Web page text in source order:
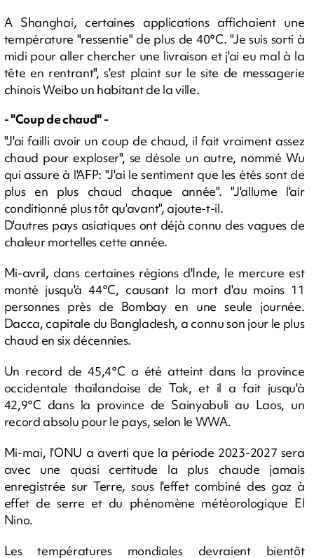
A Shanghai, certaines applications affichaient une
température "ressentie" de plus de 40°C. "Je suis sorti à
midi pour aller chercher une livraison et j'ai eu mal à la
tête en rentrant", s'est plaint sur le site de messagerie
chinois Weibo un habitant de la ville.
- "Coup de chaud" -
"J'ai failli avoir un coup de chaud, il fait vraiment assez
chaud pour exploser", se désole un autre, nommé Wu
qui assure à l'AFP: "J'ai le sentiment que les étés sont de
plus en plus chaud chaque année". "J'allume l'air
conditionné plus tôt qu'avant", ajoute-t-il.
D'autres pays asiatiques ont déjà connu des vagues de
chaleur mortelles cette année.
Mi-avril, dans certaines régions d'Inde, le mercure est
monté jusqu'à 44°C, causant la mort d'au moins 11
personnes près de Bombay en une seule journée.
Dacca, capitale du Bangladesh, a connu son jour le plus
chaud en six décennies.
Un record de 45,4°C a été atteint dans la province
occidentale thaïlandaise de Tak, et il a fait jusqu'à
42,9°C dans la province de Sainyabuli au Laos, un
record absolu pour le pays, selon le WWA.
Mi-mai, l'ONU a averti que la période 2023-2027 sera
avec une quasi certitude la plus chaude jamais
enregistrée sur Terre, sous l'effet combiné des gaz à
effet de serre et du phénomène météorologique El
Nino.
Les températures mondiales devraient bientôt